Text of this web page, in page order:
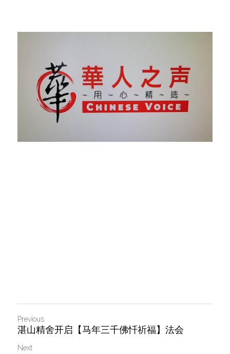
Previous
湛山精舍开启【马年三千佛忏祈福】法会
Next